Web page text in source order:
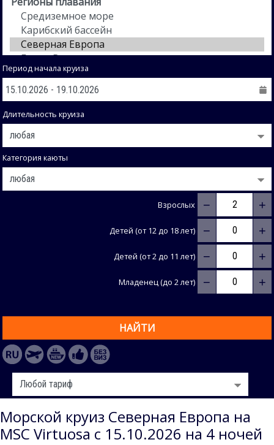
Период начала круиза
Длительность круиза
Категория каюты
Взрослых − +
Детей (от 12 до 18 лет) − +
Детей (от 2 до 11 лет) − +
Младенец (до 2 лет) − +
НАЙТИ
Морской круиз Северная Европа на
MSC Virtuosa с 15.10.2026 на 4 ночей